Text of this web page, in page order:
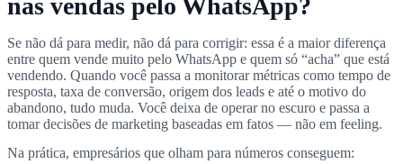
nas vendas pelo WhatsApp?
Se não dá para medir, não dá para corrigir: essa é a maior diferença
entre quem vende muito pelo WhatsApp e quem só “acha” que está
vendendo. Quando você passa a monitorar métricas como tempo de
resposta, taxa de conversão, origem dos leads e até o motivo do
abandono, tudo muda. Você deixa de operar no escuro e passa a
tomar decisões de marketing baseadas em fatos — não em feeling.
Na prática, empresários que olham para números conseguem: